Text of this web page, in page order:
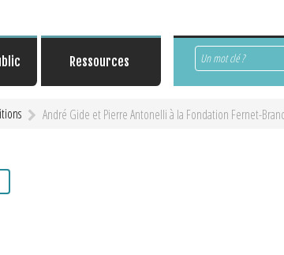
Ressources
Rechercher
André Gide et Pierre Antonelli à la Fondation Fernet-